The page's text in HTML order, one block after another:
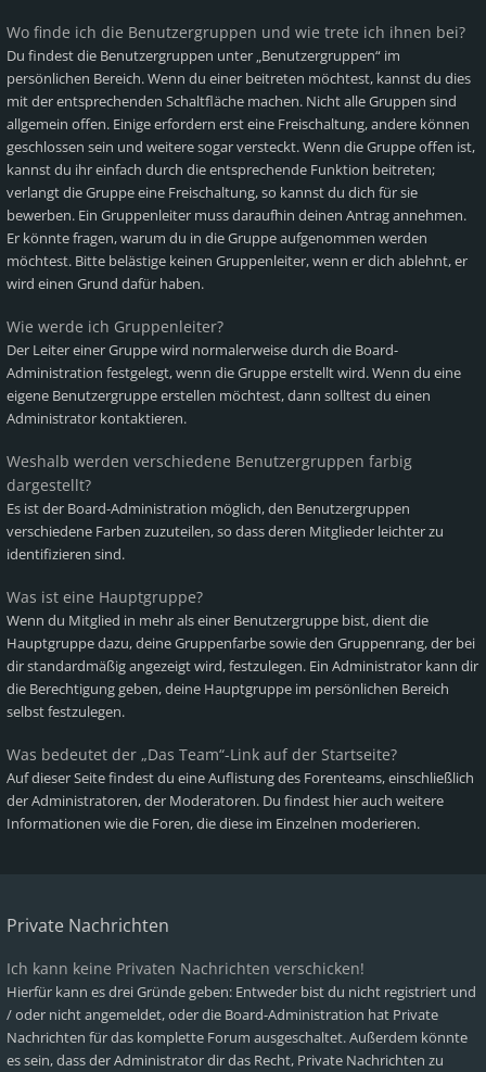
Wo finde ich die Benutzergruppen und wie trete ich ihnen bei?
Du findest die Benutzergruppen unter „Benutzergruppen“ im
persönlichen Bereich. Wenn du einer beitreten möchtest, kannst du dies
mit der entsprechenden Schaltfläche machen. Nicht alle Gruppen sind
allgemein offen. Einige erfordern erst eine Freischaltung, andere können
geschlossen sein und weitere sogar versteckt. Wenn die Gruppe offen ist,
kannst du ihr einfach durch die entsprechende Funktion beitreten;
verlangt die Gruppe eine Freischaltung, so kannst du dich für sie
bewerben. Ein Gruppenleiter muss daraufhin deinen Antrag annehmen.
Er könnte fragen, warum du in die Gruppe aufgenommen werden
möchtest. Bitte belästige keinen Gruppenleiter, wenn er dich ablehnt, er
wird einen Grund dafür haben.
Wie werde ich Gruppenleiter?
Der Leiter einer Gruppe wird normalerweise durch die Board-
Administration festgelegt, wenn die Gruppe erstellt wird. Wenn du eine
eigene Benutzergruppe erstellen möchtest, dann solltest du einen
Administrator kontaktieren.
Weshalb werden verschiedene Benutzergruppen farbig
dargestellt?
Es ist der Board-Administration möglich, den Benutzergruppen
verschiedene Farben zuzuteilen, so dass deren Mitglieder leichter zu
identifizieren sind.
Was ist eine Hauptgruppe?
Wenn du Mitglied in mehr als einer Benutzergruppe bist, dient die
Hauptgruppe dazu, deine Gruppenfarbe sowie den Gruppenrang, der bei
dir standardmäßig angezeigt wird, festzulegen. Ein Administrator kann dir
die Berechtigung geben, deine Hauptgruppe im persönlichen Bereich
selbst festzulegen.
Was bedeutet der „Das Team“-Link auf der Startseite?
Auf dieser Seite findest du eine Auflistung des Forenteams, einschließlich
der Administratoren, der Moderatoren. Du findest hier auch weitere
Informationen wie die Foren, die diese im Einzelnen moderieren.
Private Nachrichten
Ich kann keine Privaten Nachrichten verschicken!
Hierfür kann es drei Gründe geben: Entweder bist du nicht registriert und
/ oder nicht angemeldet, oder die Board-Administration hat Private
Nachrichten für das komplette Forum ausgeschaltet. Außerdem könnte
es sein, dass der Administrator dir das Recht, Private Nachrichten zu